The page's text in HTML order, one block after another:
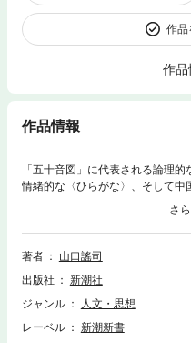
作品
作品
作品情報
「五十音図」に代表される論理
情緒的な〈ひらがな〉、そして中
み合わせることで、日本人は素
海、明覚、藤原定家、行阿、本
な労苦の積み重ねをわかりやす
日本語誕生の物語をダイナミック
著者
山口謠司
出版社
新潮社
ジャンル
人文・思想
レーベル
新潮新書